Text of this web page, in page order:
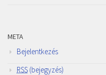
META
Bejelentkezés
RSS (bejegyzés)